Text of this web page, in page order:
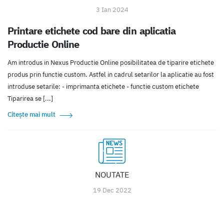
3 Ian 2024
Printare etichete cod bare din aplicatia
Productie Online
Am introdus in Nexus Productie Online posibilitatea de tiparire etichete
produs prin functie custom. Astfel in cadrul setarilor la aplicatie au fost
introduse setarile: - imprimanta etichete - functie custom etichete
Tiparirea se [...]
Citește mai mult
NOUTATE
19 Dec 2022